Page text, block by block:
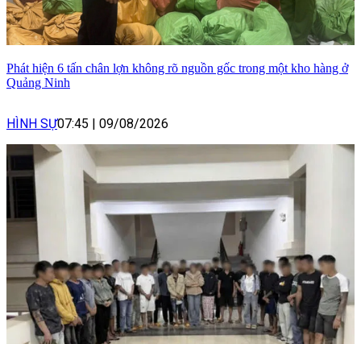
Phát hiện 6 tấn chân lợn không rõ nguồn gốc trong một kho hàng ở
Quảng Ninh
HÌNH SỰ07:45 | 09/08/2026